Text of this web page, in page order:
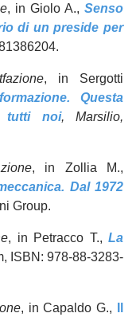
, in Giolo A.,Senso
di un preside per
, in Sergotti
Questa
tutti noi, Marsilio,
, in Zollia M.,
Dal 1972
Group.
, in Petracco T., La
ISBN: 978-88-3283-
, in Capaldo G.,